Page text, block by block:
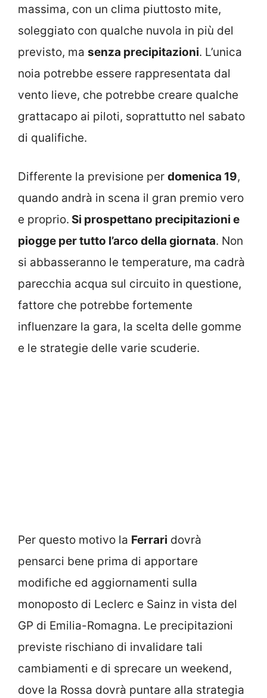
massima, con un clima piuttosto mite,
soleggiato con qualche nuvola in più del
previsto, ma senza precipitazioni. L’unica
noia potrebbe essere rappresentata dal
vento lieve, che potrebbe creare qualche
grattacapo ai piloti, soprattutto nel sabato
di qualifiche.
Differente la previsione per domenica 19,
quando andrà in scena il gran premio vero
e proprio. Si prospettano precipitazioni e
piogge per tutto l’arco della giornata. Non
si abbasseranno le temperature, ma cadrà
parecchia acqua sul circuito in questione,
fattore che potrebbe fortemente
influenzare la gara, la scelta delle gomme
e le strategie delle varie scuderie.
Per questo motivo la Ferrari dovrà
pensarci bene prima di apportare
modifiche ed aggiornamenti sulla
monoposto di Leclerc e Sainz in vista del
GP di Emilia-Romagna. Le precipitazioni
previste rischiano di invalidare tali
cambiamenti e di sprecare un weekend,
dove la Rossa dovrà puntare alla strategia